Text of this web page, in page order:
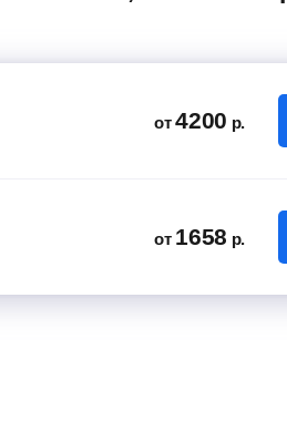
от 4200 р.
от 1658 р.